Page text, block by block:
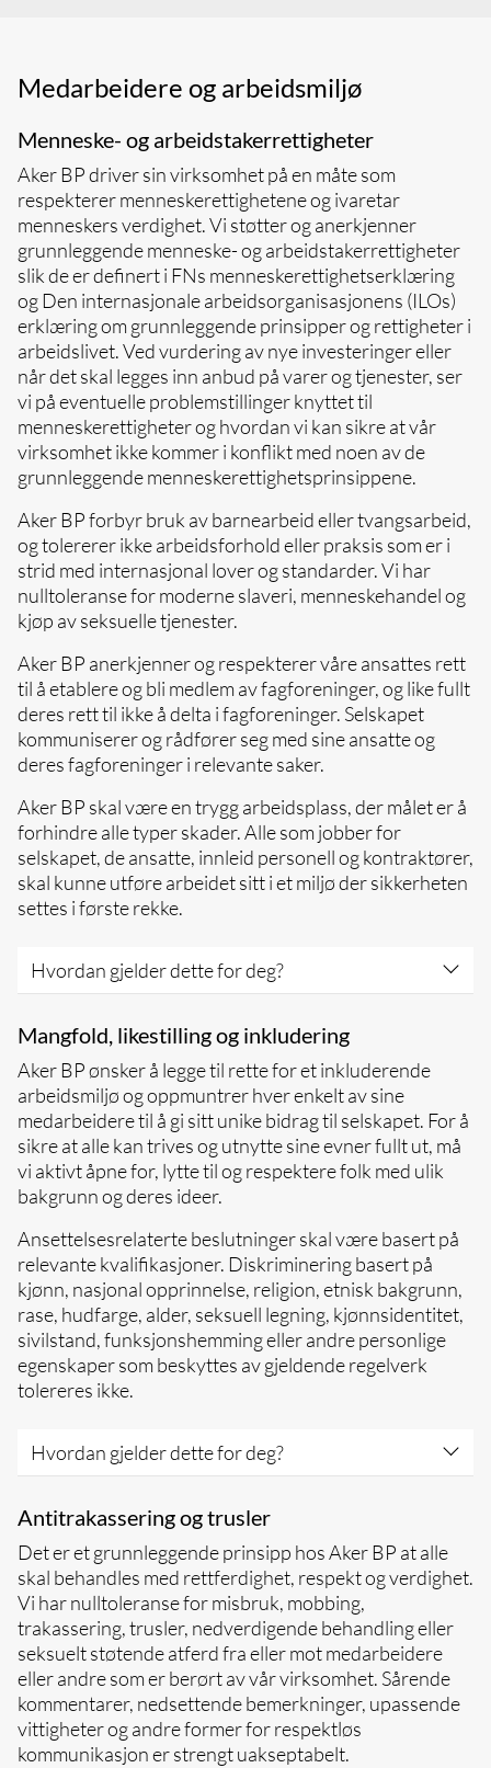
disse retningslinjene, skal du forholde deg til
Sørg for at dine medarbeidere deltar på
obligatorisk opplæring i etikk og compliance
Medarbeidere og arbeidsmiljø
Menneske- og arbeidstakerrettigheter
Aker BP driver sin virksomhet på en måte som
respekterer menneskerettighetene og ivaretar
menneskers verdighet. Vi støtter og anerkjenner
grunnleggende menneske- og arbeidstakerrettigheter
slik de er definert i FNs menneskerettighetserklæring
og Den internasjonale arbeidsorganisasjonens (ILOs)
erklæring om grunnleggende prinsipper og rettigheter i
arbeidslivet. Ved vurdering av nye investeringer eller
når det skal legges inn anbud på varer og tjenester, ser
vi på eventuelle problemstillinger knyttet til
menneskerettigheter og hvordan vi kan sikre at vår
virksomhet ikke kommer i konflikt med noen av de
grunnleggende menneskerettighetsprinsippene.
Aker BP forbyr bruk av barnearbeid eller tvangsarbeid,
og tolererer ikke arbeidsforhold eller praksis som er i
strid med internasjonal lover og standarder. Vi har
nulltoleranse for moderne slaveri, menneskehandel og
kjøp av seksuelle tjenester.
Aker BP anerkjenner og respekterer våre ansattes rett
til å etablere og bli medlem av fagforeninger, og like fullt
deres rett til ikke å delta i fagforeninger. Selskapet
kommuniserer og rådfører seg med sine ansatte og
deres fagforeninger i relevante saker.
Aker BP skal være en trygg arbeidsplass, der målet er å
forhindre alle typer skader. Alle som jobber for
selskapet, de ansatte, innleid personell og kontraktører,
skal kunne utføre arbeidet sitt i et miljø der sikkerheten
settes i første rekke.
Hvordan gjelder dette for deg?
Sett deg inn i og forstå Aker BPs
retningslinjer og prinsipper for
menneskerettigheter
Respekter personlig verdighet, personvern
og andre rettigheter for alle du samhandler
med på jobb, og for de som blir berørt av vår
forretningsvirksomhet
Du må aldri forårsake eller bidra til
overtredelse eller omgåelse av menneske- og
arbeidstakerrettigheter
Rapporter alle potensielle brudd på
menneske- eller arbeidstakerrettigheter,
enten det er i vår eller våre
forretningspartneres virksomhet
Mangfold, likestilling og inkludering
Aker BP ønsker å legge til rette for et inkluderende
arbeidsmiljø og oppmuntrer hver enkelt av sine
medarbeidere til å gi sitt unike bidrag til selskapet. For å
sikre at alle kan trives og utnytte sine evner fullt ut, må
vi aktivt åpne for, lytte til og respektere folk med ulik
bakgrunn og deres ideer.
Ansettelsesrelaterte beslutninger skal være basert på
relevante kvalifikasjoner. Diskriminering basert på
kjønn, nasjonal opprinnelse, religion, etnisk bakgrunn,
rase, hudfarge, alder, seksuell legning, kjønnsidentitet,
sivilstand, funksjonshemming eller andre personlige
egenskaper som beskyttes av gjeldende regelverk
tolereres ikke.
Hvordan gjelder dette for deg?
Sett deg inn i og forstå Aker BPs
retningslinjer og prinsipper for mangfold,
likestilling og inkludering
Behandle alle med verdighet, rettferdighet
og respekt
Ta ansettelsesrelaterte beslutninger basert
på kvalifikasjoner
Antitrakassering og trusler
Det er et grunnleggende prinsipp hos Aker BP at alle
skal behandles med rettferdighet, respekt og verdighet.
Vi har nulltoleranse for misbruk, mobbing,
trakassering, trusler, nedverdigende behandling eller
seksuelt støtende atferd fra eller mot medarbeidere
eller andre som er berørt av vår virksomhet. Sårende
kommentarer, nedsettende bemerkninger, upassende
vittigheter og andre former for respektløs
kommunikasjon er strengt uakseptabelt.